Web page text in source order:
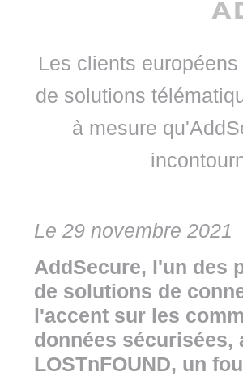
👉 PLANNING EDITORIAL
•
•
Les clients
de solutions
à mesure
Le 29 novembre 2021
AddSecure, l'un des
de solutions de
l'accent sur les
données
LOSTnFOUND, un